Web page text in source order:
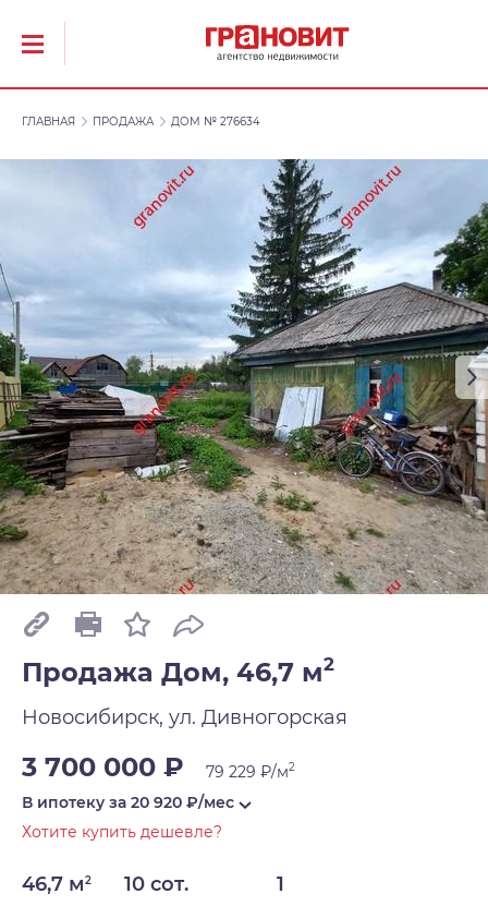
ГЛАВНАЯ ПРОДАЖА ДОМ № 276634
Продажа Дом, 46,7 м2
Новосибирск, ул. Дивногорская
3 700 000 ₽ 79 229 ₽/м2
В ипотеку за 20 920 ₽/мес
Хотите купить дешевле?
46,7 м2 10 сот. 1